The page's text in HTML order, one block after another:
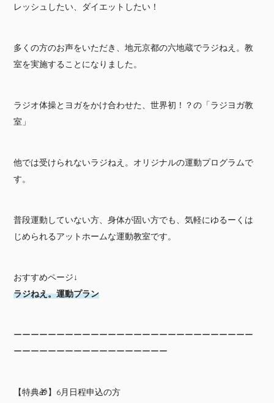
レッシュしたい、ダイエットしたい！
多くの方のお声をいただき、地元京都の六地蔵でラジねえ。教
室を実施することになりました。
ラジオ体操とヨガをかけ合わせた、世界初！？の「ラジヨガ教
室」
他では受けられないラジねえ。オリジナルの運動プログラムで
す。
普段運動していない方、身体が固い方でも、気軽にゆるーくは
じめられるアットホームな運動教室です。
おすすめページ↓
ラジねえ。運動プラン
ーーーーーーーーーーーーーーーーーーーーーーーーーーーー
ーーーーーーーーーーーーーーーーーー
【特典🎁】6月日程申込の方